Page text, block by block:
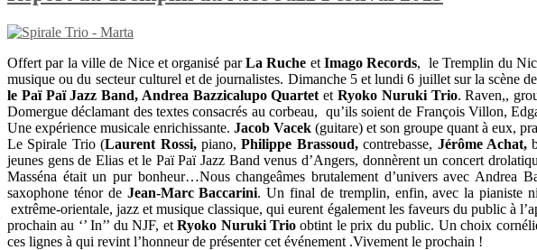
Offert par la ville de Nice et organisé parLa Ruche etImago Records, le Tremplin du
musique ou du secteur culturel et de journalistes. Dimanche 5 et lundi 6 juillet sur la scène
le Paï Paï Jazz Band, Andrea Bazzicalupo Quartetet Ryoko Nuruki Trio.Raven,,
Domergue déclamant des textes consacrés au corbeau, qu’ils soient de François Villon,
Une expérience musicale enrichissante.Jacob Vacek (guitare) et son groupe quant à eux,
Le Spirale Trio (Laurent Rossi,piano,Philippe Brassoud,contrebasse, Jérôme Achat,
jeunes gens de Elias et le Paï Paï Jazz Band venus d’Angers, donnèrent un concert
Masséna était un pur bonheur…Nous changeâmes brutalement d’univers avec Andrea
saxophone ténor de Jean-Marc Baccarini. Un final de tremplin, enfin, avec la pianiste
extrême-orientale, jazz et musique classique, qui eurent également les faveurs du public à
prochain au ‘’ In’’ du NJF, etRyoko Nuruki Trio obtint le prix du public. Un choix
ces lignes à qui revint l’honneur de présenter cet événement .Vivement le prochain !